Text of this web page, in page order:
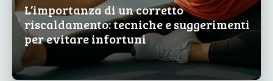
L’importanza di un corretto
riscaldamento: tecniche e suggerimenti
per evitare infortuni